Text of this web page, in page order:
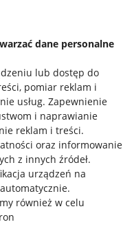
dane personalne
lub dostęp do
pomiar reklam i
usług. Zapewnienie
i naprawianie
reklam i treści.
oraz informowanie
z innych źródeł.
urządzeń na
.
również w celu